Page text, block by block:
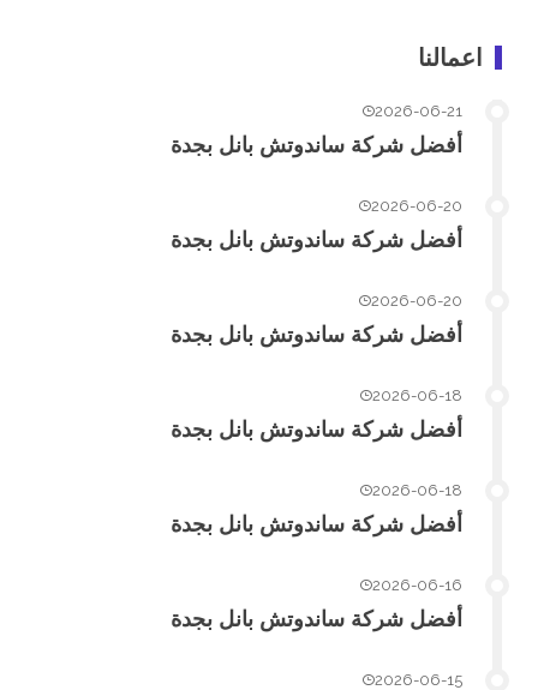
اعمالنا
2026-06-21
أفضل شركة ساندوتش بانل بجدة
2026-06-20
أفضل شركة ساندوتش بانل بجدة
2026-06-20
أفضل شركة ساندوتش بانل بجدة
2026-06-18
أفضل شركة ساندوتش بانل بجدة
2026-06-18
أفضل شركة ساندوتش بانل بجدة
2026-06-16
أفضل شركة ساندوتش بانل بجدة
2026-06-15